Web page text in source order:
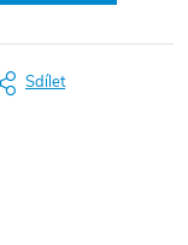
Sdílet